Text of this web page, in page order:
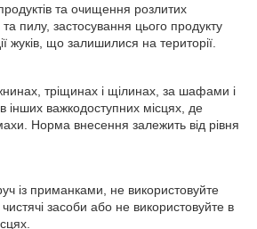
та очищення розлитих
пилу, застосування цього продукту
жуків, що залишилися на території.
тріщинах і щілинах, за шафами і
важкодоступних місцях, де
Норма внесення залежить від рівня
із приманками, не використовуйте
засоби або не використовуйте в